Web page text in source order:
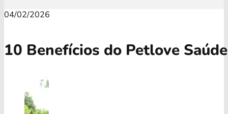
04/02/2026
10 Benefícios do Petlove